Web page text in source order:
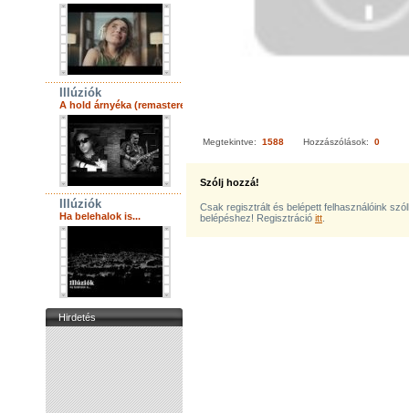
Illúziók
A hold árnyéka (remastered)
Illúziók
Ha belehalok is...
Hirdetés
Megtekintve: 1588 Hozzászólások: 0
Szólj hozzá!
Csak regisztrált és belépett felhasználóink
belépéshez! Regisztráció itt